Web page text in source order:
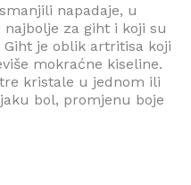
napadaje, u
za giht i koji su
je oblik artritisa koji
mokraćne kiseline.
kristale u jednom ili
bol, promjenu boje